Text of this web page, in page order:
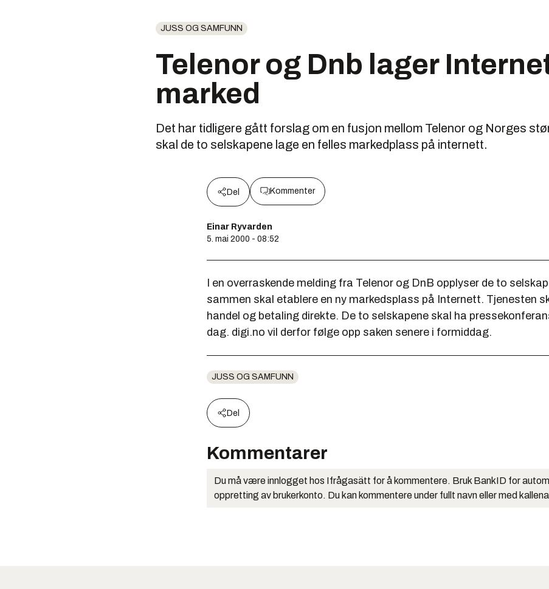
JUSS OG SAMFUNN
Telenor og Dnb lager
marked
Det har tidligere gått forslag om en fusjon mellom Telenor og Norges
skal de to selskapene lage en felles markedplass på internett.
Del Kommenter
Einar Ryvarden
5. mai 2000 - 08:52
I en overraskende melding fra Telenor og DnB opplyser de to
sammen skal etablere en ny markedsplass på Internett. Tjenesten
handel og betaling direkte. De to selskapene skal ha
dag. digi.no vil derfor følge opp saken senere i formiddag.
JUSS OG SAMFUNN
Del
Kommentarer
Du må være innlogget hos Ifrågasätt for å kommentere. Bruk BankID for
oppretting av brukerkonto. Du kan kommentere under fullt navn eller med